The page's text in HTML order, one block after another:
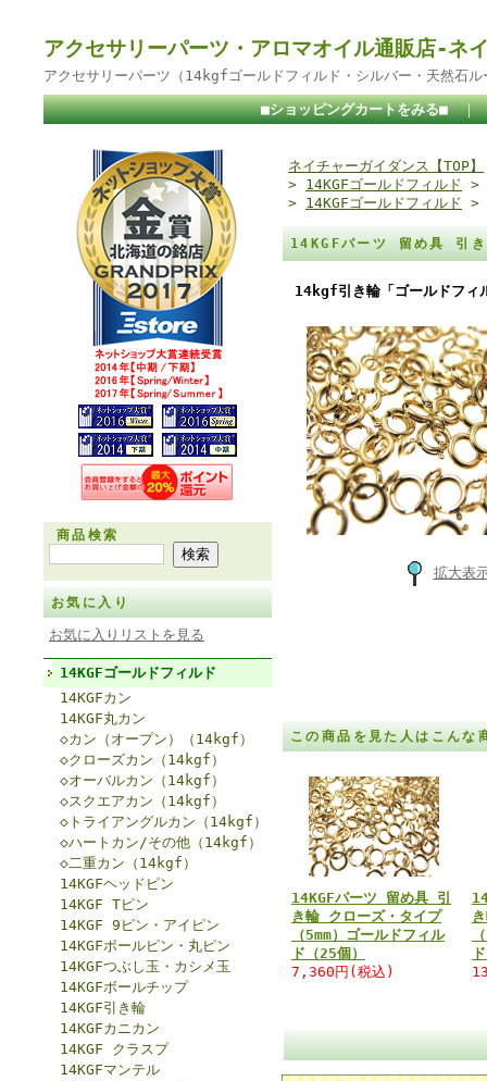
アクセサリーパーツ・アロマオイル通販店-ネ
アクセサリーパーツ（14kgfゴールドフィルド・シルバー・天然石
■ショッピングカートをみる■ ｜
商品検索
お気に入り
お気に入りリストを見る
14KGFゴールドフィルド
14KGFカン
14KGF丸カン
◇カン（オープン）（14kgf）
◇クローズカン（14kgf）
◇オーバルカン（14kgf）
◇スクエアカン（14kgf）
◇トライアングルカン（14kgf）
◇ハートカン/その他（14kgf）
◇二重カン（14kgf）
14KGFヘッドピン
14KGF Tピン
14KGF 9ピン・アイピン
14KGFボールピン・丸ピン
14KGFつぶし玉・カシメ玉
14KGFボールチップ
14KGF引き輪
14KGFカニカン
14KGF クラスプ
14KGFマンテル
ネイチャーガイダンス【TOP】
> 14KGFゴールドフィルド >
> 14KGFゴールドフィルド >
14KGFパーツ 留め具 引
14kgf引き輪「ゴールドフィ
拡大表
この商品を見た人はこんな
14KGFパーツ 留め具 引
き輪 クローズ・タイプ
（5mm）ゴールドフィル
ド（25個）
7,360円(税込)